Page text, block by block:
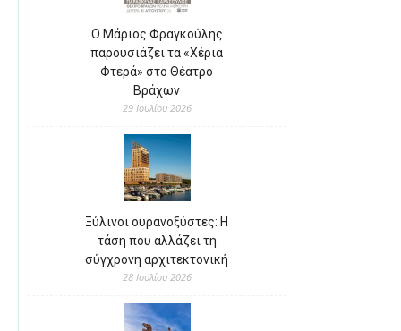
Ο Μάριος Φραγκούλης
παρουσιάζει τα «Χέρια
Φτερά» στο Θέατρο
Βράχων
29 Ιουλίου 2026
Ξύλινοι ουρανοξύστες: Η
τάση που αλλάζει τη
σύγχρονη αρχιτεκτονική
28 Ιουλίου 2026